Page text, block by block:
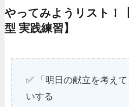
やってみようリスト！
型 実践練習】
✅ 「明日の献立を考え
いする